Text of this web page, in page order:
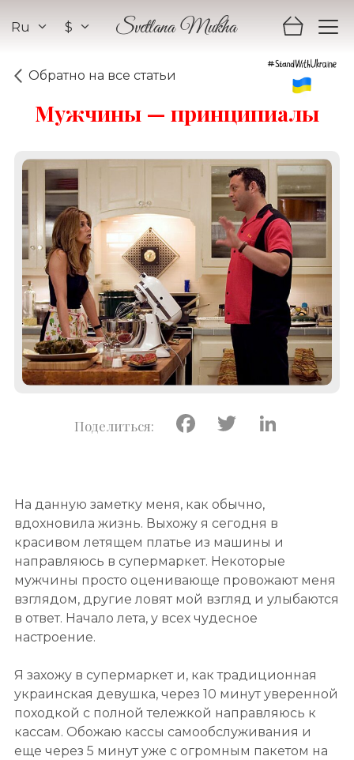
Svetlana Mukha
$
Ru
Обратно на все статьи
Мужчины — принципиалы
Facebook
Twitter
На данную заметку меня, как обычно,
вдохновила жизнь. Выхожу я сегодня в
красивом летящем платье из машины и
направляюсь в супермаркет. Некоторые
мужчины просто оценивающе провожают меня
взглядом, другие ловят мой взгляд и улыбаются
в ответ. Начало лета, у всех чудесное
настроение.
Я захожу в супермаркет и, как традиционная
украинская девушка, через 10 минут уверенной
походкой с полной тележкой направляюсь к
кассам. Обожаю кассы самообслуживания и
еще через 5 минут уже с огромным пакетом на